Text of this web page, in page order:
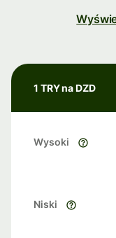
1 TRY na DZD
Wysoki
Niski